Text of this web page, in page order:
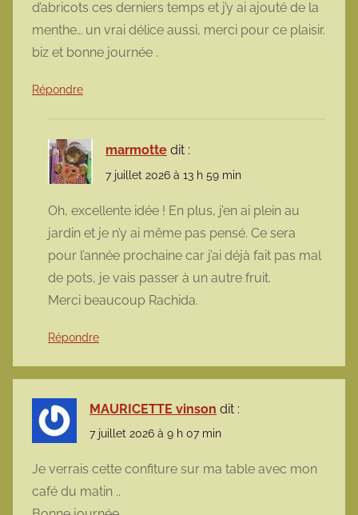
d’abricots ces derniers temps et j’y ai ajouté de la
menthe… un vrai délice aussi, merci pour ce plaisir.
biz et bonne journée .
Répondre
marmotte dit :
7 juillet 2026 à 13 h 59 min
Oh, excellente idée ! En plus, j’en ai plein au
jardin et je n’y ai même pas pensé. Ce sera
pour l’année prochaine car j’ai déjà fait pas mal
de pots, je vais passer à un autre fruit.
Merci beaucoup Rachida.
Répondre
MAURICETTE vinson dit :
7 juillet 2026 à 9 h 07 min
Je verrais cette confiture sur ma table avec mon
café du matin ..